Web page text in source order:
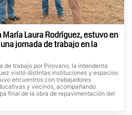
Laura Rodríguez, estuvo en
jornada de trabajo en la
de trabajo por Pirovano, la intendenta
visitó distintas instituciones y espacios
encuentros con trabajadores
y vecinos, acompañando
final de la obra de repavimentación del